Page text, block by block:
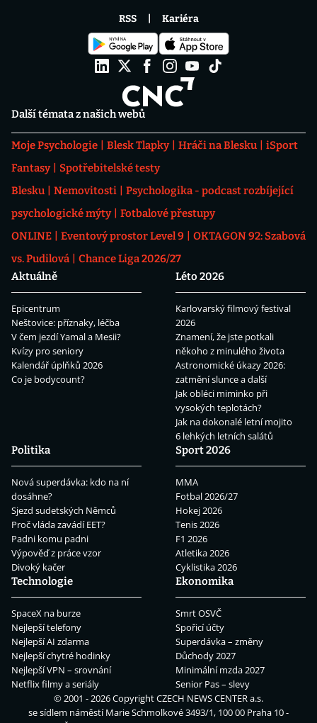
Další témata z našich webů
Moje Psychologie Blesk Tlapky Hráči na Blesku
iSport
Fantasy
Spotřebitelské testy
Blesku
Nemovitosti
Psychologika - podcast rozbíjející
psychologické mýty
Fotbalové přestupy
ONLINE
Eventový prostor Level 9
OKTAGON 92: Szabová
vs. Pudilová
Chance Liga 2026/27
Aktuálně
Epicentrum
Neštovice: příznaky, léčba
V čem jezdí Yamal a Mesii?
Kvízy pro seniory
Kalendář úplňků 2026
Co je bodycount?
Léto 2026
Karlovarský filmový festival
2026
Znamení, že jste potkali
někoho z minulého života
Astronomické úkazy 2026:
zatmění slunce a další
Jak obléci miminko při
vysokých teplotách?
Jak na dokonalé letní mojito
6 lehkých letních salátů
Politika
Nová superdávka: kdo na ní
dosáhne?
Sjezd sudetských Němců
Proč vláda zavádí EET?
Padni komu padni
Výpověď z práce vzor
Divoký kačer
Sport 2026
MMA
Fotbal 2026/27
Hokej 2026
Tenis 2026
F1 2026
Atletika 2026
Cyklistika 2026
Technologie
SpaceX na burze
Nejlepší telefony
Nejlepší AI zdarma
Nejlepší chytré hodinky
Nejlepší VPN – srovnání
Netflix filmy a seriály
Ekonomika
Smrt OSVČ
Spořicí účty
Superdávka – změny
Důchody 2027
Minimální mzda 2027
Senior Pas – slevy
RSS Kariéra
© 2001 - 2026 CopyrightCZECH NEWS CENTER a.s.
se sídlem náměstí Marie Schmolkové 3493/1, 100 00 Praha 10 -